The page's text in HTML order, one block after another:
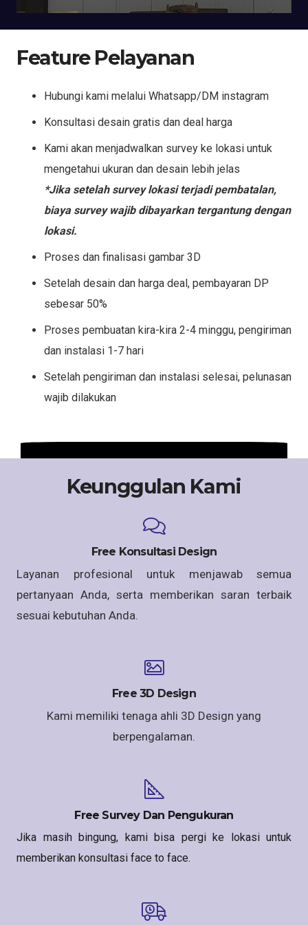
Feature Pelayanan
Hubungi kami melalui Whatsapp/DM instagram
Konsultasi desain gratis dan deal harga
Kami akan menjadwalkan survey ke lokasi untuk
mengetahui ukuran dan desain lebih jelas
*Jika setelah survey lokasi terjadi pembatalan,
biaya survey wajib dibayarkan tergantung dengan
lokasi.
Proses dan finalisasi gambar 3D
Setelah desain dan harga deal, pembayaran DP
sebesar 50%
Proses pembuatan kira-kira 2-4 minggu, pengiriman
dan instalasi 1-7 hari
Setelah pengiriman dan instalasi selesai, pelunasan
wajib dilakukan
Keunggulan Kami
Free Konsultasi Design
Layanan profesional untuk menjawab semua
pertanyaan Anda, serta memberikan saran terbaik
sesuai kebutuhan Anda.
Free 3D Design
Kami memiliki tenaga ahli 3D Design yang
berpengalaman.
Free Survey Dan Pengukuran
Jika masih bingung, kami bisa pergi ke lokasi untuk
memberikan konsultasi face to face.